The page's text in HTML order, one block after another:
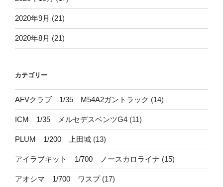
2020年9月 (21)
2020年8月 (21)
カテゴリー
AFVクラブ 1/35 M54A2ガントラック (14)
ICM 1/35 メルセデスベンツG4 (11)
PLUM 1/200 上田城 (13)
アイラブキット 1/700 ノースカロライナ (15)
アオシマ 1/700 ワスプ(17)